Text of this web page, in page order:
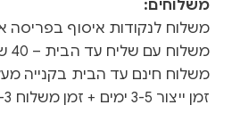
משלוחים:
משלוח לנקודות איסוף בפריסה
משלוח עם שליח עד הבית – 40 ש"ח
משלוח חינם עד הבית בקנייה מעל 500